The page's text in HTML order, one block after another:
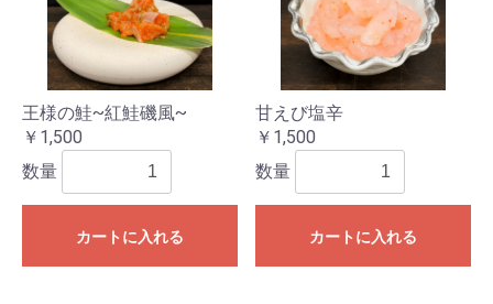
王様の鮭~紅鮭磯風~
￥1,500
数量
カートに入れる
甘えび塩辛
￥1,500
数量
カートに入れる